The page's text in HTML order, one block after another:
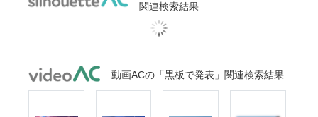
関連検索結果
動画ACの「黒板で発表」関連検索結果